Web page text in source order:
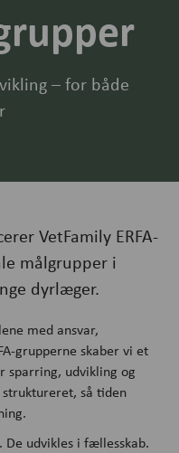
– for både
VetFamily ERFA-
målgrupper i
dyrlæger.
med ansvar,
grupperne skaber vi et
udvikling og
så tiden
De udvikles i fællesskab.